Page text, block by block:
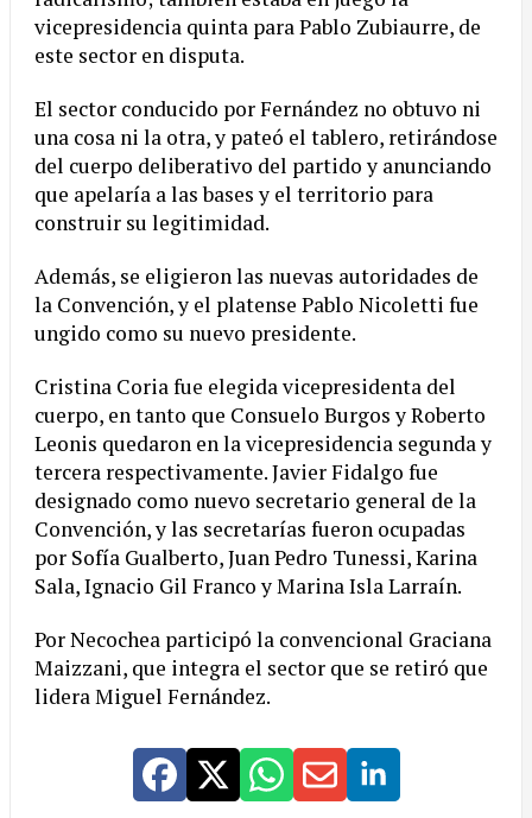
vicepresidencia quinta para Pablo Zubiaurre, de
este sector en disputa.
El sector conducido por Fernández no obtuvo ni
una cosa ni la otra, y pateó el tablero, retirándose
del cuerpo deliberativo del partido y anunciando
que apelaría a las bases y el territorio para
construir su legitimidad.
Además, se eligieron las nuevas autoridades de
la Convención, y el platense Pablo Nicoletti fue
ungido como su nuevo presidente.
Cristina Coria fue elegida vicepresidenta del
cuerpo, en tanto que Consuelo Burgos y Roberto
Leonis quedaron en la vicepresidencia segunda y
tercera respectivamente. Javier Fidalgo fue
designado como nuevo secretario general de la
Convención, y las secretarías fueron ocupadas
por Sofía Gualberto, Juan Pedro Tunessi, Karina
Sala, Ignacio Gil Franco y Marina Isla Larraín.
Por Necochea participó la convencional Graciana
Maizzani, que integra el sector que se retiró que
lidera Miguel Fernández.